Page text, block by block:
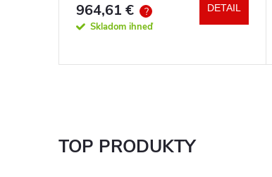
964,61 € ?
Skladom ihneď
DETAIL
TOP PRODUKTY